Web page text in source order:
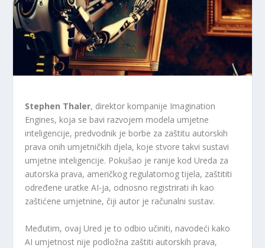
Stephen Thaler, direktor kompanije Imagination
Engines, koja se bavi razvojem modela umjetne
inteligencije, predvodnik je borbe za zaštitu autorskih
prava onih umjetničkih djela, koje stvore takvi sustavi
umjetne inteligencije. Pokušao je ranije kod Ureda za
autorska prava, američkog regulatornog tijela, zaštititi
određene uratke AI-ja, odnosno registrirati ih kao
zaštićene umjetnine, čiji autor je računalni sustav.
Međutim, ovaj Ured je to odbio učiniti, navodeći kako
AI umjetnost nije podložna zaštiti autorskih prava,